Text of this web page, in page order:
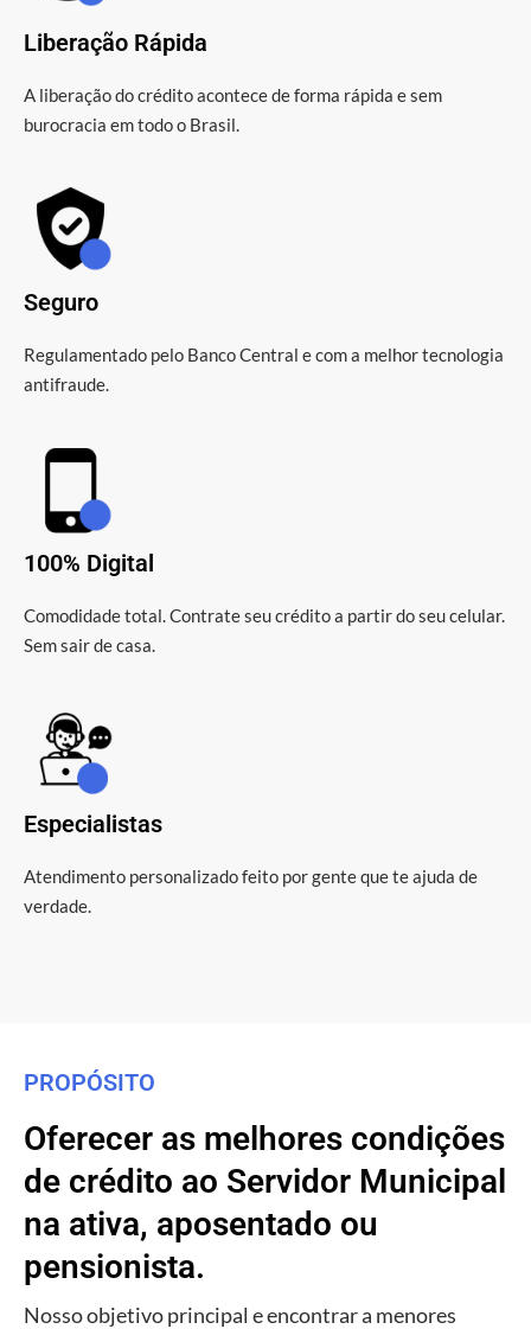
Liberação Rápida
A liberação do crédito acontece de forma rápida e sem
burocracia em todo o Brasil.
Seguro
Regulamentado pelo Banco Central e com a melhor tecnologia
antifraude.
100% Digital
Comodidade total. Contrate seu crédito a partir do seu celular.
Sem sair de casa.
Especialistas
Atendimento personalizado feito por gente que te ajuda de
verdade.
PROPÓSITO
Oferecer as melhores condições
de crédito ao Servidor Municipal
na ativa, aposentado ou
pensionista.
Nosso objetivo principal e encontrar a menores